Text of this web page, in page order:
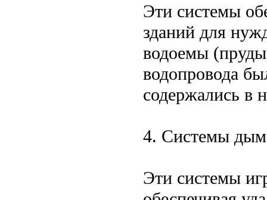
Эти системы
зданий для
водоемы
водопровода
содержались в
4. Системы
Эти системы